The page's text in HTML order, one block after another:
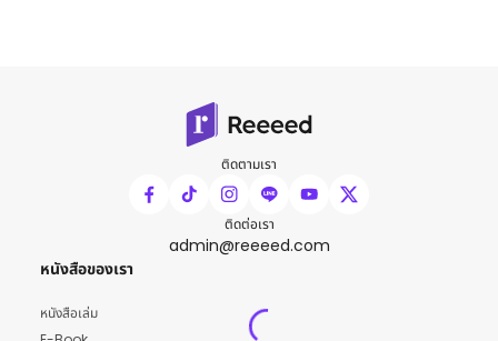
ติดตามเรา
ติดต่อเรา
admin@reeeed.com
หนังสือของเรา
หนังสือเล่ม